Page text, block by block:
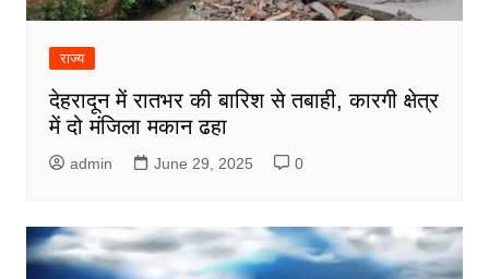
राज्य
देहरादून में रातभर की बारिश से तबाही, कारगी क्षेत्र
में दो मंजिला मकान ढहा
admin June 29, 2025 0